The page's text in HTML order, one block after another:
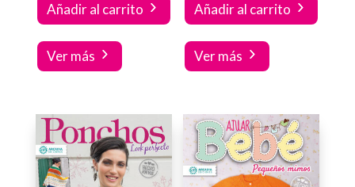
Añadir al carrito
Ver más
Añadir al carrito
Ver más